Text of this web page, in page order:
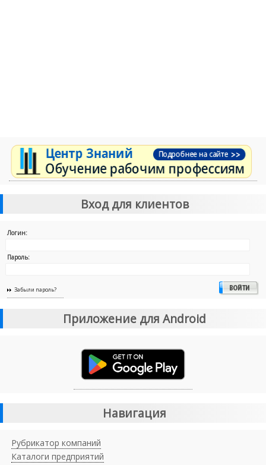
Вход для клиентов
Логин:
Пароль:
Забыли пароль?
Приложение для Android
Навигация
Рубрикатор компаний
Каталоги предприятий